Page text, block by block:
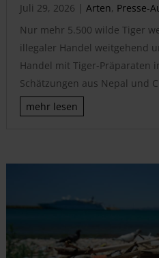
Juli 29, 2026 | Arten, Presse-
Nur mehr 5.500 wilde Tiger
illegaler Handel weitgehend
Handel mit Tiger-Präparaten
Schätzungen aus Nepal und
mehr lesen